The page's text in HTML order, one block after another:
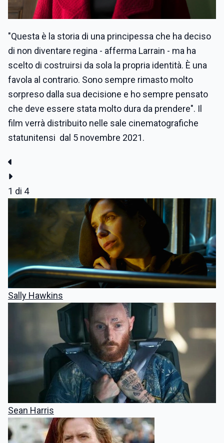
"Questa è la storia di una principessa che ha deciso
di non diventare regina - afferma Larrain - ma ha
scelto di costruirsi da sola la propria identità. È una
favola al contrario. Sono sempre rimasto molto
sorpreso dalla sua decisione e ho sempre pensato
che deve essere stata molto dura da prendere". Il
film verrà distribuito nelle sale cinematografiche
statunitensi dal 5 novembre 2021.
1 di 4
Sally Hawkins
Sean Harris